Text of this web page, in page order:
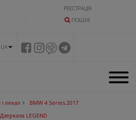
РЕЄСТРАЦІЯ
ПОШУК
лекал
BMW 4 Series 2017
LEGEND